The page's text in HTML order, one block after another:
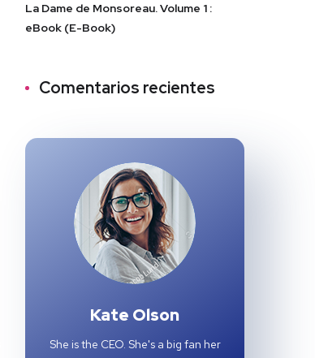
La Dame de Monsoreau. Volume 1 :
eBook (E-Book)
Comentarios recientes
Kate Olson
She is the CEO. She's a big fan her